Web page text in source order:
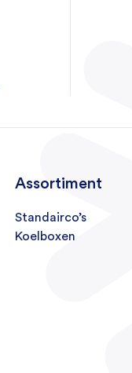
Assortiment
Standairco’s
Koelboxen